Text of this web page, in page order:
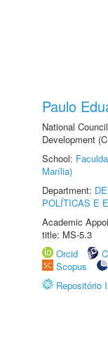
Paulo
National
Development
School:
Marília)
Department:
POLÍTICAS E
Academic
title: MS-5.3
Orcid
Scopus
Repositório